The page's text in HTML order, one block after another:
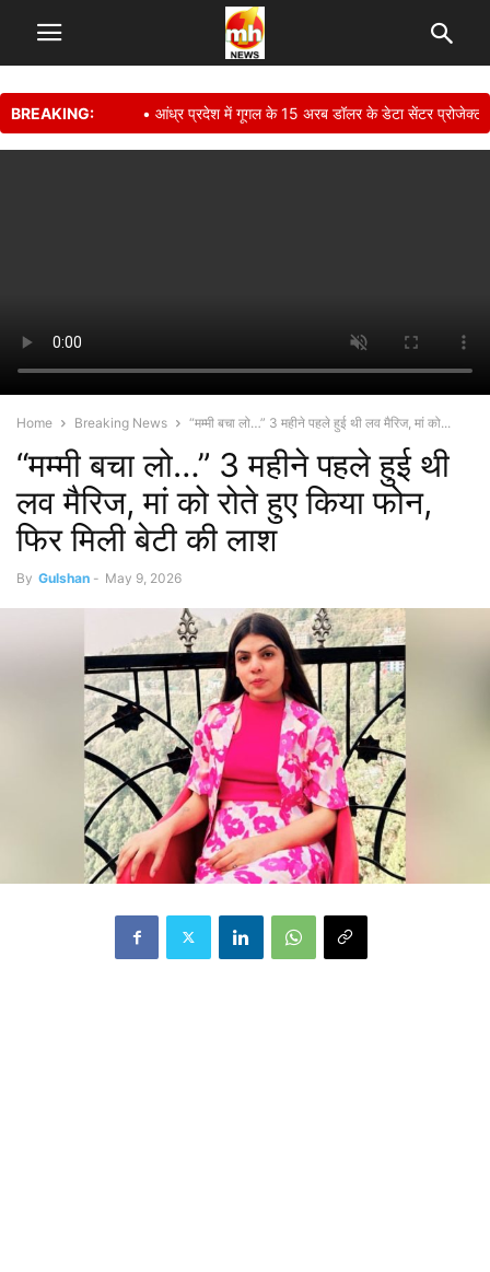
BREAKING: • आंध्र प्रदेश में गूगल के 15 अरब डॉलर के डेटा सेंटर प्रोजेक्ट पर
Home Breaking News “मम्मी बचा लो…” 3 महीने पहले हुई थी लव मैरिज, मां को...
“मम्मी बचा लो…” 3 महीने पहले हुई थी
लव मैरिज, मां को रोते हुए किया फोन,
फिर मिली बेटी की लाश
By Gulshan - May 9, 2026